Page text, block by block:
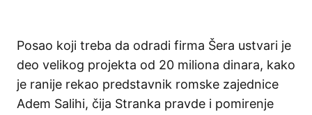
Posao koji treba da odradi firma Šera ustvari je
deo velikog projekta od 20 miliona dinara, kako
je ranije rekao predstavnik romske zajednice
Adem Salihi, čija Stranka pravde i pomirenje